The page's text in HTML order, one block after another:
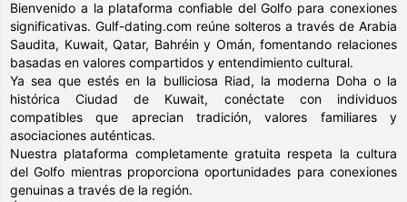
Bienvenido a la plataforma confiable del Golfo para conexiones
significativas. Gulf-dating.com reúne solteros a través de Arabia
Saudita, Kuwait, Qatar, Bahréin y Omán, fomentando relaciones
basadas en valores compartidos y entendimiento cultural.
Ya sea que estés en la bulliciosa Riad, la moderna Doha o la
histórica Ciudad de Kuwait, conéctate con individuos
compatibles que aprecian tradición, valores familiares y
asociaciones auténticas.
Nuestra plataforma completamente gratuita respeta la cultura
del Golfo mientras proporciona oportunidades para conexiones
genuinas a través de la región.